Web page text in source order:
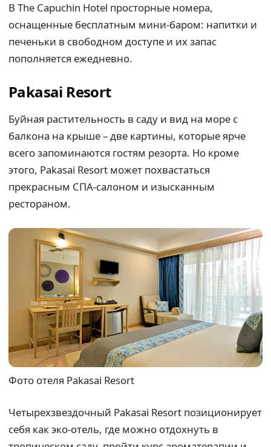
В The Capuchin Hotel просторные номера,
оснащенные бесплатным мини-баром: напитки и
печеньки в свободном доступе и их запас
пополняется ежедневно.
Pakasai Resort
Буйная растительность в саду и вид на море с
балкона на крыше – две картины, которые ярче
всего запоминаются гостям резорта. Но кроме
этого, Pakasai Resort может похвастаться
прекрасным СПА-салоном и изысканным
рестораном.
Фото отеля Pakasai Resort
Четырехзвездочный Pakasai Resort позиционирует
себя как эко-отель, где можно отдохнуть в